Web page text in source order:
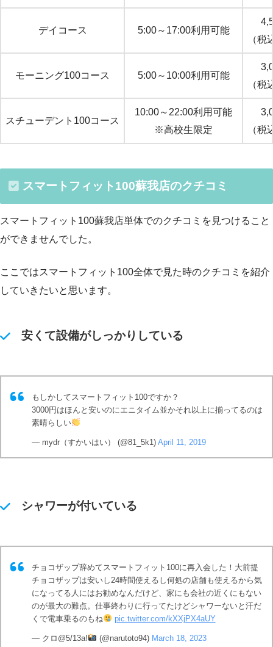
デイコース 5:00～17:00利用可能
（税
モーニング100コース 5:00～10:00利用可能
（税
スチューデント100コース
10:00～22:00利用可能
※高校生限定
（税
スマートフィット100蘇我店のクチコミ
スマートフィット100蘇我店単体でのクチコミを見つけること
ができませんでした。
ここではスマートフィット100全体で見た時のクチコミを紹介
していきたいと思います。
安くて設備がしっかりしている
もしかしてスマートフィット100ですか？
3000円はほんと安いのにエニタイム並かそれ以上に揃ってるのは
素晴らしい
— mydr（すかいはい） (@81_5k1) April 11, 2019
シャワーが付いている
チョコザップ辞めてスマートフィット100に再入会した！大前提
チョコザップは安いし24時間使えるし何処の店舗も使えるから気
になってる人にはお勧めなんだけど、家にも会社の近くにもない
のが最大の難点。仕事終わりに行ってたけどシャワーないと汗だ
くで電車乗るのもね
pic.twitter.com/kXXjPX4aUY
— クロ@5/13a! (@narutoto94) March 18, 2023